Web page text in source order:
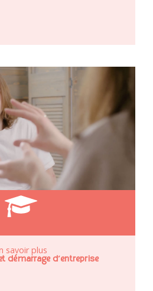
savoir plus
démarrage d’entreprise